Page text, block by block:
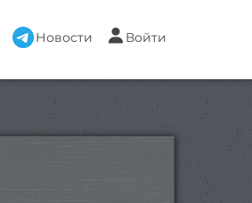
Новости Войти